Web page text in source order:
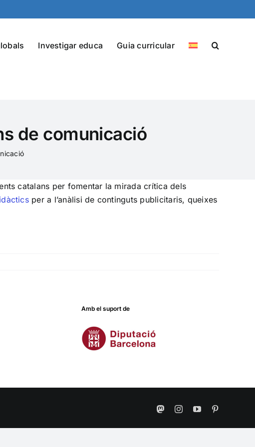
Investigar educa Guia curricular
de comunicació
catalans per fomentar la mirada crítica dels
per a l’anàlisi de continguts publicitaris, queixes
Amb el suport de
MastodonInstagram
YouTube